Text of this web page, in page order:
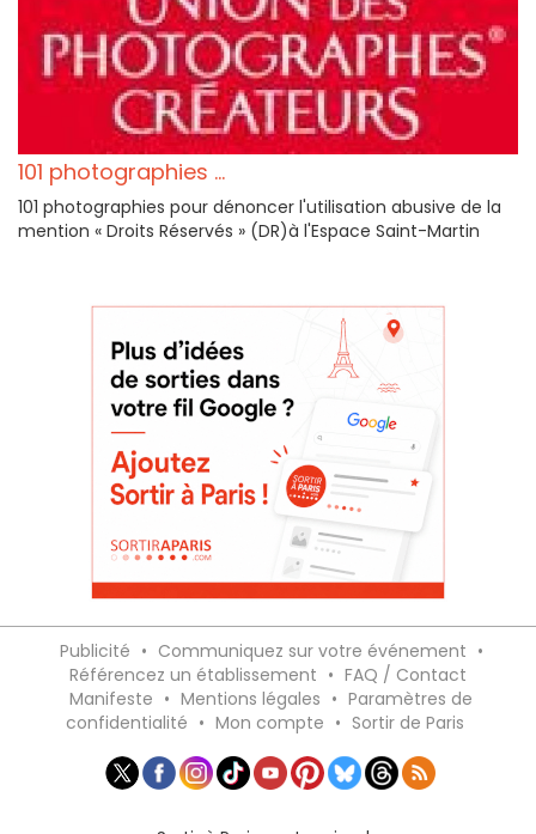
101 photographies ...
101 photographies pour dénoncer l'utilisation abusive de la
mention « Droits Réservés » (DR)à l'Espace Saint-Martin
Publicité • Communiquez sur votre événement •
Référencez un établissement • FAQ / Contact
Manifeste • Mentions légales • Paramètres de
confidentialité • Mon compte • Sortir de Paris